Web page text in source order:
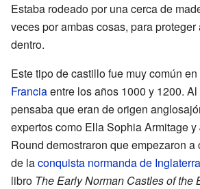
Estaba rodeado por una cerca de
veces por ambas cosas, para
dentro.
Este tipo de castillo fue muy común en
Franciaentre los años 1000 y 1200.
pensaba que eran de origen
expertos como Ella Sophia Armitage
Round demostraron que empezaron
de laconquista normanda de Inglaterra
libro The Early Norman Castles of the